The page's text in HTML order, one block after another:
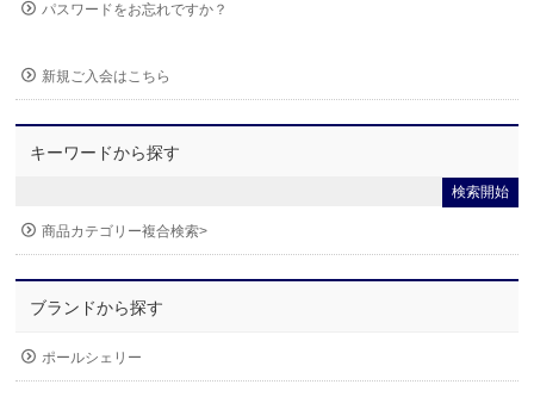
パスワードをお忘れですか？
新規ご入会はこちら
キーワードから探す
商品カテゴリー複合検索>
ブランドから探す
ポールシェリー